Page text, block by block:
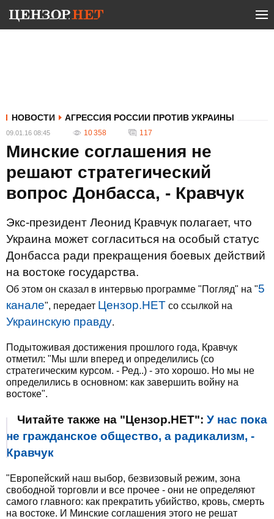
НОВОСТИ АГРЕССИЯ РОССИИ ПРОТИВ УКРАИНЫ
09.01.16 08:45 10 358 117
Минские соглашения не
решают стратегический
вопрос Донбасса, - Кравчук
Экс-президент Леонид Кравчук полагает, что
Украина может согласиться на особый статус
Донбасса ради прекращения боевых действий
на востоке государства.
Об этом он сказал в интервью программе "Погляд" на "5
канале", передает Цензор.НЕТ со ссылкой на
Украинскую правду.
Подытоживая достижения прошлого года, Кравчук
отметил: "Мы шли вперед и определились (со
стратегическим курсом. - Ред..) - это хорошо. Но мы не
определились в основном: как завершить войну на
востоке".
Читайте также на "Цензор.НЕТ": У нас пока
не гражданское общество, а радикализм, -
Кравчук
"Европейский наш выбор, безвизовый режим, зона
свободной торговли и все прочее - они не определяют
самого главного: как прекратить убийство, кровь, смерть
на востоке. И Минские соглашения этого не решат